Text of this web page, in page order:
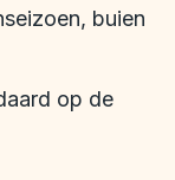
buien
op de